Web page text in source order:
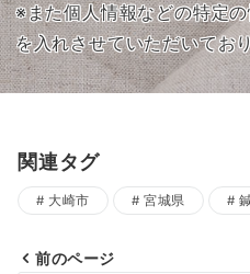
※また個人情報などの特定
を入れさせていただいてお
関連タグ
大崎市 宮城県
前のページ